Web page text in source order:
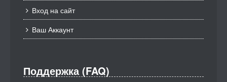
Вход на сайт
Ваш Аккаунт
Поддержка (FAQ)